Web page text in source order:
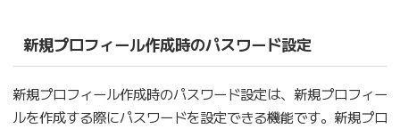
新規プロフィール作成時のパスワード設定
新規プロフィール作成時のパスワード設定は、新規プロフィー
ルを作成する際にパスワードを設定できる機能です。新規プロ